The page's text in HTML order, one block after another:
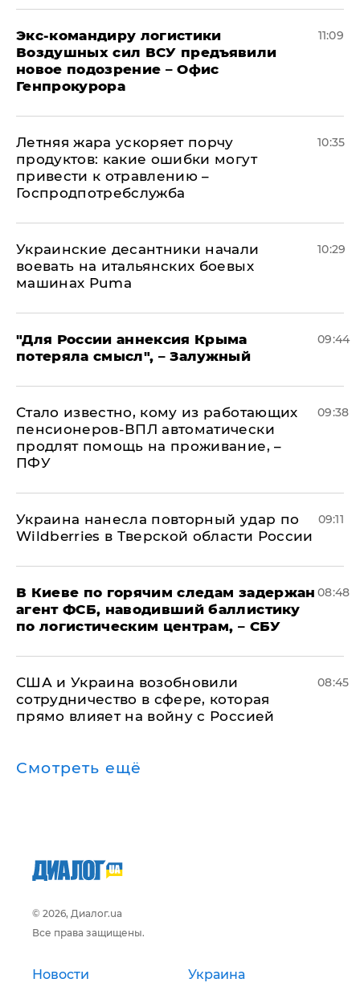
Экс-командиру логистики
Воздушных сил ВСУ предъявили
новое подозрение – Офис
Генпрокурора
11:09
Летняя жара ускоряет порчу
продуктов: какие ошибки могут
привести к отравлению –
Госпродпотребслужба
10:35
Украинские десантники начали
воевать на итальянских боевых
машинах Puma
10:29
"Для России аннексия Крыма
потеряла смысл", – Залужный
09:44
Стало известно, кому из работающих
пенсионеров-ВПЛ автоматически
продлят помощь на проживание, –
ПФУ
09:38
Украина нанесла повторный удар по
Wildberries в Тверской области России
09:11
В Киеве по горячим следам задержан
агент ФСБ, наводивший баллистику
по логистическим центрам, – СБУ
08:48
США и Украина возобновили
сотрудничество в сфере, которая
прямо влияет на войну с Россией
08:45
Смотреть ещё
© 2026, Диалог.ua
Все права защищены.
Новости Украина